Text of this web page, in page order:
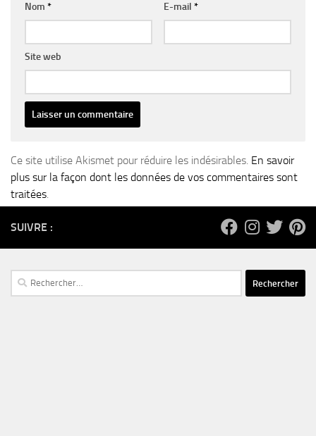
Nom * E-mail *
Site web
Ce site utilise Akismet pour réduire les indésirables. En savoir
plus sur la façon dont les données de vos commentaires sont
traitées.
SUIVRE :
Rechercher :